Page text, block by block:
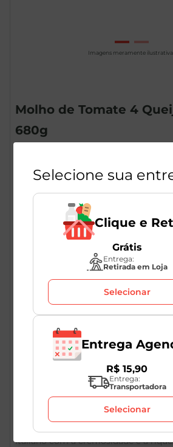
Imagens meramente
Molho de Tomate 4
680g
Classico
,98
Descrição do Produto
O Molho de Tomate 4 Queijos
perfeita para quem busca um molho
qualidade, que combina o sabor
italiano com a cremosidade e a
Selecione sua
Clique e
Grátis
Entrega:
Retirada em Loja
Selecionar
Entrega
R$ 15,90
Entrega:
Transportadora
Selecionar